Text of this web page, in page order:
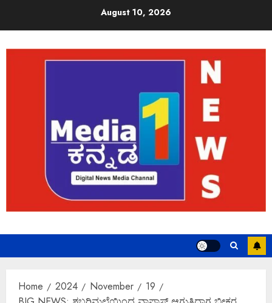
August 10, 2026
Home 2024 November
19